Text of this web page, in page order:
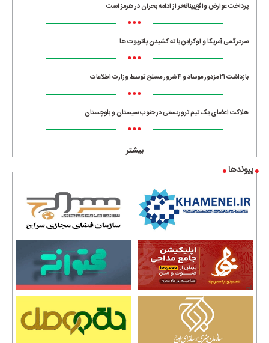
پرداخت عوارض واقع‌بینانه‌تر از ادامه بحران در هرمز است
•••
سردرگمی آمریکا و اوکراین با ته کشیدن پاتریوت ها
•••
بازداشت ۲۱ مزدور موساد و ۴ شرور مسلح توسط وزارت اطلاعات
•••
هلاکت اعضای یک تیم تروریستی در جنوب سیستان و بلوچستان
•••
بیشتر
پیوندها